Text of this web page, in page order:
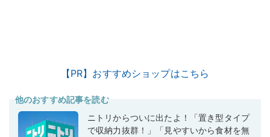
【PR】おすすめショップはこちら
他のおすすめ記事を読む
ニトリからついに出たよ！「置き型タイプ
で収納力抜群！」「見やすいから食材を無